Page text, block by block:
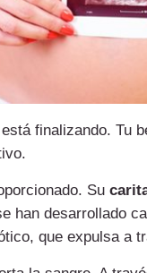
finalizando. Tu
Su
han desarrollado
que expulsa a